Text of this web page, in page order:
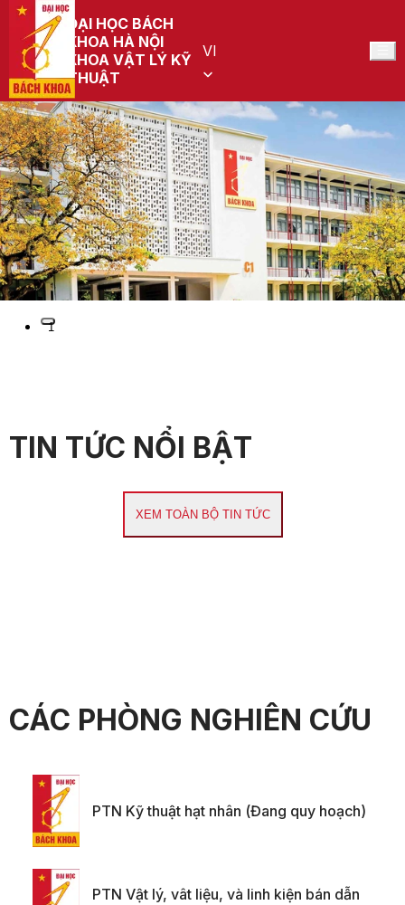
ĐẠI HỌC BÁCH
KHOA HÀ NỘI
KHOA VẬT LÝ KỸ
THUẬT
VI
Preview
1
TIN TỨC NỔI BẬT
XEM TOÀN BỘ TIN TỨC
CÁC PHÒNG NGHIÊN CỨU
PTN Kỹ thuật hạt nhân (Đang quy hoạch)
PTN Vật lý, vât liệu, và linh kiện bán dẫn